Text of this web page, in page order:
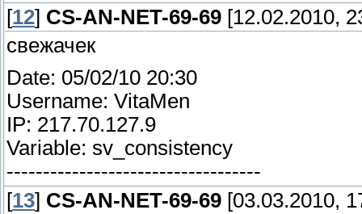
[12] CS-AN-NET-69-69 [12.02.2010,
свежачек
Date: 05/02/10 20:30
Username: VitaMen
IP: 217.70.127.9
Variable: sv_consistency
-----------------------------------
[13] CS-AN-NET-69-69 [03.03.2010,